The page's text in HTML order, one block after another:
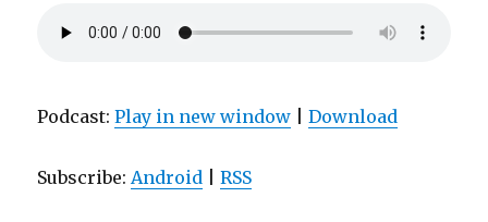
Podcast:Play in new window |Download
Subscribe: Android |RSS